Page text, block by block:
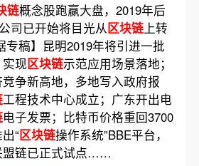
链概念股跑赢大盘，2019年后
司已开始将目光从区块链上转
稿】昆明2019年将引进一批
现区块链示范应用场景落地；
争新高地，多地写入政府报
工程技术中心成立；广东开出电
电子发票；比特币价格重回3700
“区块链操作系统”BBE平台，
盟链已正式试点……